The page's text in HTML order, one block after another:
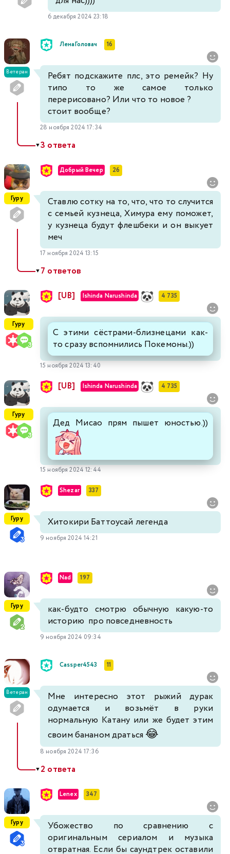
6 декабря 2024 23:18
Ветеран
ЛенаГоловач 16
Ребят подскажите плс, это ремейк? Ну
типо то же самое только
перерисовано? Или что то новое ?
стоит вообще?
28 ноября 2024 17:34
▼3 ответа
Гуру
Добрый Вечер 26
Ставлю сотку на то, что, что то случится
с семьей кузнеца, Химура ему поможет,
у кузнеца будут флешбеки и он выкует
меч
17 ноября 2024 13:15
▼7 ответов
Гуру
[UB] Ishinda Narushinda 4 735
С этими сёстрами-близнецами как-
то сразу вспомнились Покемоны.))
15 ноября 2024 13:40
Гуру
[UB] Ishinda Narushinda 4 735
Дед Мисао прям пышет юностью.))
15 ноября 2024 12:44
Гуру
Shezar 337
Хитокири Баттоусай легенда
9 ноября 2024 14:21
Гуру
Nad 197
как-будто смотрю обычную какую-то
историю про повседневность
9 ноября 2024 09:34
Ветеран
Cassper4543 11
Мне интересно этот рыжий дурак
одумается и возьмёт в руки
нормальную Катану или же будет этим
своим бананом драться 😂
8 ноября 2024 17:36
▼2 ответа
Гуру
Lenex 347
Убожество по сравнению с
оригинальным сериалом и музыка
отвратная. Если бы саундтрек оставили